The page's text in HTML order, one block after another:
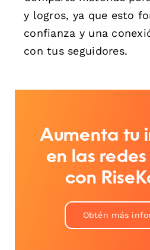
y logros, ya que esto
confianza y una
con tus seguidores.
Aumenta tu
en las
con
Obtén más